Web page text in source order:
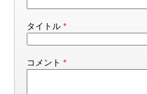
タイトル *
コメント *